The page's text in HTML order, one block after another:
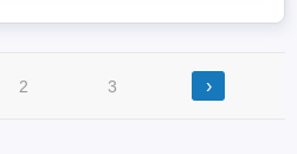
2 3 ›